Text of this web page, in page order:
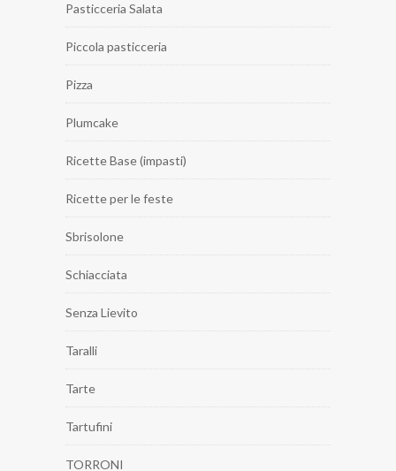
Pasticceria Salata
Piccola pasticceria
Pizza
Plumcake
Ricette Base (impasti)
Ricette per le feste
Sbrisolone
Schiacciata
Senza Lievito
Taralli
Tarte
Tartufini
TORRONI